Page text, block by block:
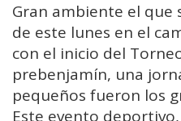
Gran ambiente el que
de este lunes en el
con el inicio del
prebenjamín, una
pequeños fueron los
Este evento